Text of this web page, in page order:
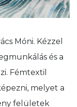
Móni. Kézzel
és a
Fémtextil
melyet a
felületek